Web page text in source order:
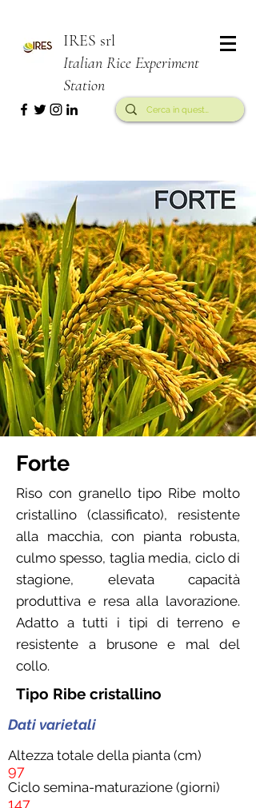
IRES srl
Italian Rice Experiment
Station
Forte
Riso con granello tipo Ribe molto
cristallino (classificato), resistente
alla macchia, con pianta robusta,
culmo spesso, taglia media, ciclo di
stagione, elevata capacità
produttiva e resa alla lavorazione.
Adatto a tutti i tipi di terreno e
resistente a brusone e mal del
collo.
Tipo Ribe cristallino
Dati varietali
Altezza totale della pianta (cm)
97
Ciclo semina-maturazione (giorni)
147